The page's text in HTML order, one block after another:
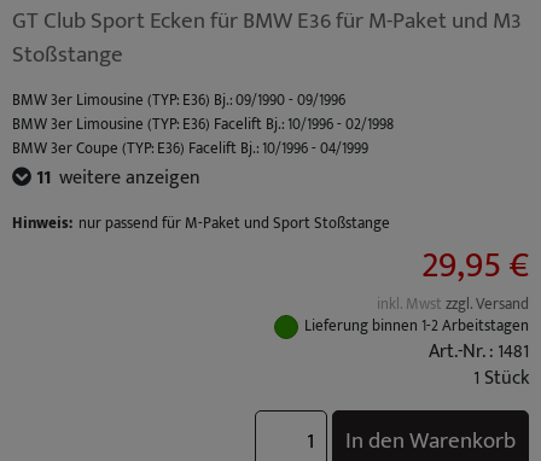
GT Club Sport Ecken für BMW E36 für M-Paket und M3
Stoßstange
BMW 3er Limousine (TYP: E36) Bj.: 09/1990 - 09/1996
BMW 3er Limousine (TYP: E36) Facelift Bj.: 10/1996 - 02/1998
BMW 3er Coupe (TYP: E36) Facelift Bj.: 10/1996 - 04/1999
BMW 3er Coupe (TYP: E36) Bj.: 03/1992 - 09/1996
BMW 3er Cabrio (TYP: E36) Facelift Bj.: 10/1996 - 04/1999
BMW 3er Compact (TYP: E36) Facelift Bj.: 10/1996 - 08/2000
BMW 3er Compact (TYP: E36) Bj.: 03/1994 - 09/1996
BMW M3 (TYP: M3 (E36) Coupe / Cabrio S50B30) Standard Bj.: 10/1992 - 10/1995
BMW M3 (TYP: M3 (E36) Coupe / Cabrio S50B32) Facelift Bj.: 10/1995 - 04/1999
BMW M3 (TYP: M3 (E36) Limo S50B32) Facelift Bj.: 10/1995 - 04/1999
11 weitere anzeigen
Hinweis: nur passend für M-Paket und Sport Stoßstange
29,95 €
inkl. Mwstzzgl. Versand
Lieferung binnen 1-2 Arbeitstagen
Art.-Nr. : 1481
1 Stück
In den Warenkorb